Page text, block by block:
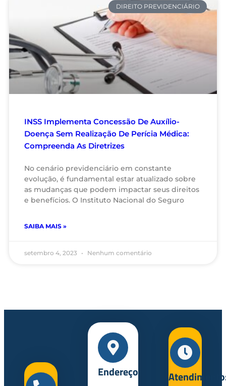
DIREITO PREVIDENCIÁRIO
INSS Implementa Concessão De Auxílio-
Doença Sem Realização De Perícia Médica:
Compreenda As Diretrizes
No cenário previdenciário em constante
evolução, é fundamental estar atualizado sobre
as mudanças que podem impactar seus direitos
e benefícios. O Instituto Nacional do Seguro
SAIBA MAIS »
setembro 4, 2023 Nenhum comentário
Endereço: